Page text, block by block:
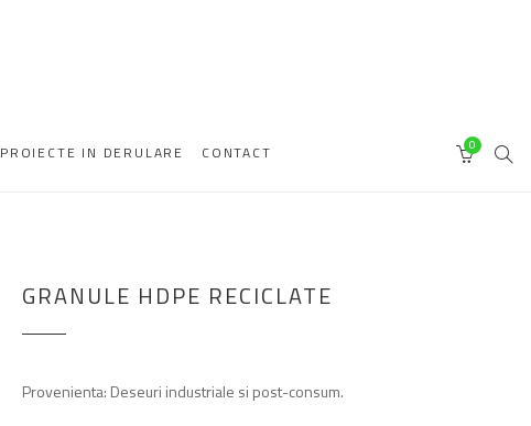
PROIECTE IN DERULARE CONTACT 0
GRANULE HDPE RECICLATE
Provenienta: Deseuri industriale si post-consum.